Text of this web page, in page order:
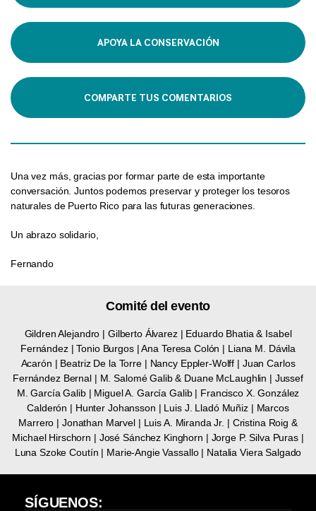
APOYA LA CONSERVACIÓN
COMPARTE TUS COMENTARIOS
Una vez más, gracias por formar parte de esta importante
conversación. Juntos podemos preservar y proteger los tesoros
naturales de Puerto Rico para las futuras generaciones.
Un abrazo solidario,
Fernando
Comité del evento
Gildren Alejandro | Gilberto Álvarez | Eduardo Bhatia & Isabel
Fernández | Tonio Burgos | Ana Teresa Colón | Liana M. Dávila
Acarón | Beatriz De la Torre | Nancy Eppler-Wolff | Juan Carlos
Fernández Bernal | M. Salomé Galib & Duane McLaughlin | Jussef
M. García Galib | Miguel A. García Galib | Francisco X. González
Calderón | Hunter Johansson | Luis J. Lladó Muñiz | Marcos
Marrero | Jonathan Marvel | Luis A. Miranda Jr. | Cristina Roig &
Michael Hirschorn | José Sánchez Kinghorn | Jorge P. Silva Puras |
Luna Szoke Coutín | Marie-Angie Vassallo | Natalia Viera Salgado
SÍGUENOS: